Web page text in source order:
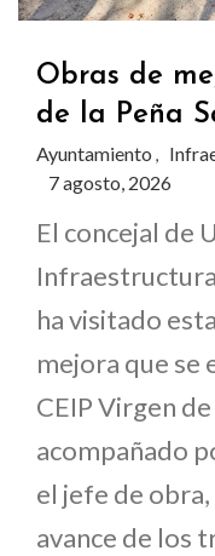
Obras de
de la Peña
Ayuntamiento ,
7 agosto, 2026
El concejal de
ha visitado
mejora que se
CEIP Virgen
acompañado
el jefe de
avance de los